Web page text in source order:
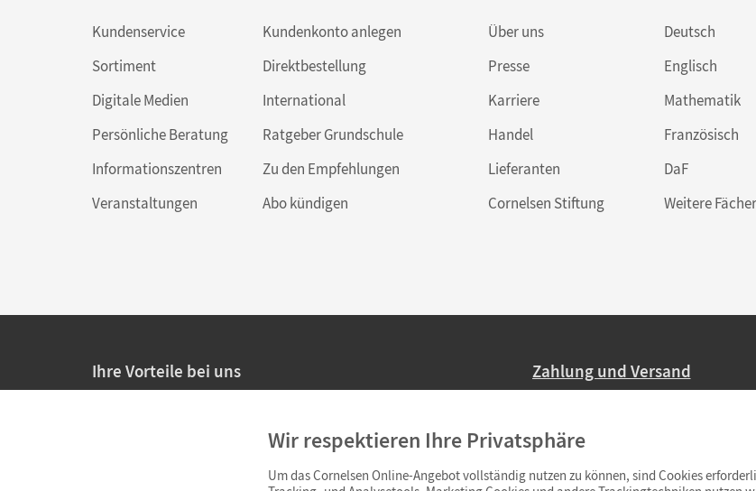
Kundenservice
Sortiment
Digitale Medien
Persönliche Beratung
Informationszentren
Veranstaltungen
Kundenkonto anlegen
Direktbestellung
International
Ratgeber Grundschule
Zu den Empfehlungen
Abo kündigen
Über uns
Presse
Karriere
Handel
Lieferanten
Cornelsen Stiftung
Deutsch
Englisch
Mathematik
Französisch
DaF
Weitere Fächer
Ihre Vorteile bei uns
Persönliche Angebote für Lehrkräfte
Zahlung und Versand
Ab 59,– EUR Bestellwert
(Lieferung in 3–6 Tagen).
Wir respektieren Ihre Privatsphäre
Um das Cornelsen Online-Angebot vollständig nutzen zu können, sind Cookies